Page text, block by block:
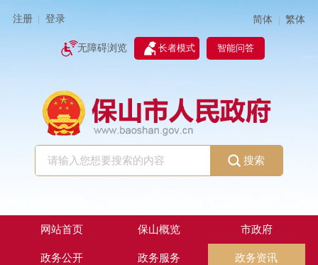
注册 登录 简体 | 繁体
无障碍浏览 长者模式 智能问答
搜索
网站首页 保山概览 市政府
政务公开 政务服务 政务资讯